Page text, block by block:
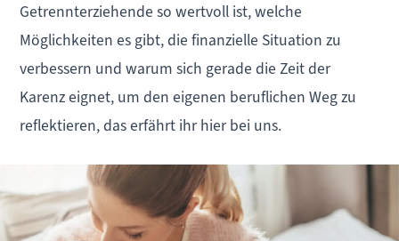
Getrennterziehende so wertvoll ist, welche
Möglichkeiten es gibt, die finanzielle Situation zu
verbessern und warum sich gerade die Zeit der
Karenz eignet, um den eigenen beruflichen Weg zu
reflektieren, das erfährt ihr hier bei uns.